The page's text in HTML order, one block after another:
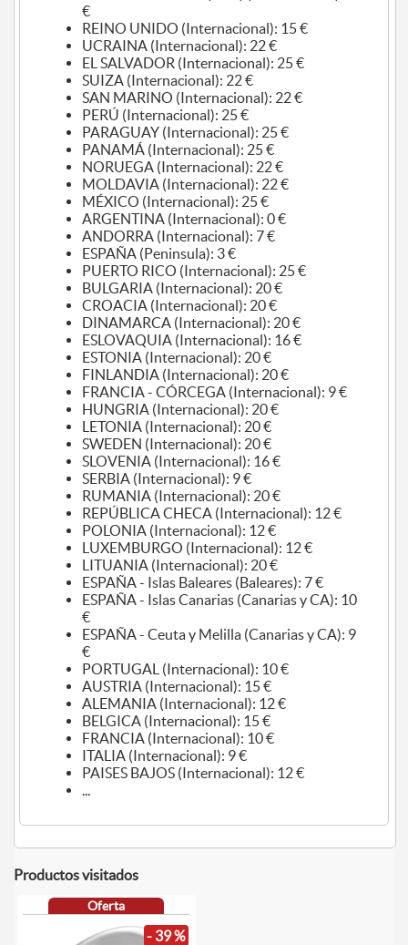
€
REINO UNIDO (Internacional): 15 €
UCRAINA (Internacional): 22 €
EL SALVADOR (Internacional): 25 €
SUIZA (Internacional): 22 €
SAN MARINO (Internacional): 22 €
PERÚ (Internacional): 25 €
PARAGUAY (Internacional): 25 €
PANAMÁ (Internacional): 25 €
NORUEGA (Internacional): 22 €
MOLDAVIA (Internacional): 22 €
MÉXICO (Internacional): 25 €
ARGENTINA (Internacional): 0 €
ANDORRA (Internacional): 7 €
ESPAÑA (Peninsula): 3 €
PUERTO RICO (Internacional): 25 €
BULGARIA (Internacional): 20 €
CROACIA (Internacional): 20 €
DINAMARCA (Internacional): 20 €
ESLOVAQUIA (Internacional): 16 €
ESTONIA (Internacional): 20 €
FINLANDIA (Internacional): 20 €
FRANCIA - CÓRCEGA (Internacional): 9 €
HUNGRIA (Internacional): 20 €
LETONIA (Internacional): 20 €
SWEDEN (Internacional): 20 €
SLOVENIA (Internacional): 16 €
SERBIA (Internacional): 9 €
RUMANIA (Internacional): 20 €
REPÚBLICA CHECA (Internacional): 12 €
POLONIA (Internacional): 12 €
LUXEMBURGO (Internacional): 12 €
LITUANIA (Internacional): 20 €
ESPAÑA - Islas Baleares (Baleares): 7 €
ESPAÑA - Islas Canarias (Canarias y CA): 10
€
ESPAÑA - Ceuta y Melilla (Canarias y CA): 9
€
PORTUGAL (Internacional): 10 €
AUSTRIA (Internacional): 15 €
ALEMANIA (Internacional): 12 €
BELGICA (Internacional): 15 €
FRANCIA (Internacional): 10 €
ITALIA (Internacional): 9 €
PAISES BAJOS (Internacional): 12 €
...
Productos visitados
Oferta
- 39 %